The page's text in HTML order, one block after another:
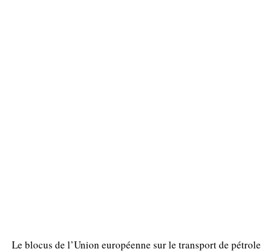
Le blocus de l’Union européenne sur le transport de pétrole